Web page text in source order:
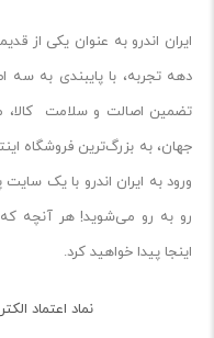
ایران‌ اندرو به عنوان یکی از
دهه تجربه، با پایبندی به سه
تضمین اصالت و سلامت کالا،
جهان، به بزرگ‌ترین فروشگاه
ورود به ایران‌ اندرو با یک
رو به رو می‌شوید! هر آنچه
اینجا پیدا خواهید کرد.
نماد اعتماد